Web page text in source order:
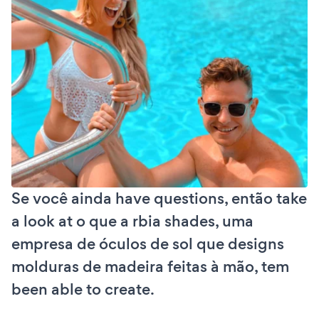
Se você ainda have questions, então take
a look at o que a rbia shades, uma
empresa de óculos de sol que designs
molduras de madeira feitas à mão, tem
been able to create.